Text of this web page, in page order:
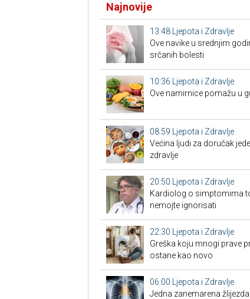
Najnovije
13:48
Ljepota i Zdravlje
Ove navike u srednjim
srčanih bolesti
10:36
Ljepota i Zdravlje
Ove namirnice pomažu u
08:59
Ljepota i Zdravlje
Većina ljudi za doručak
zdravlje
20:50
Ljepota i Zdravlje
Kardiolog o simptomima
nemojte ignorisati
22:30
Ljepota i Zdravlje
Greška koju mnogi prave
ostane kao novo
06:00
Ljepota i Zdravlje
Jedna zanemarena